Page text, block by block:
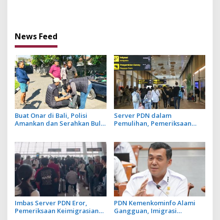
News Feed
Buat Onar di Bali, Polisi
Amankan dan Serahkan Bule
Server PDN dalam
Pemulihan, Pemeriksaan
Manual
Imbas Server PDN Eror,
Pemeriksaan Keimigrasian
PDN Kemenkominfo Alami
Gangguan, Imigrasi